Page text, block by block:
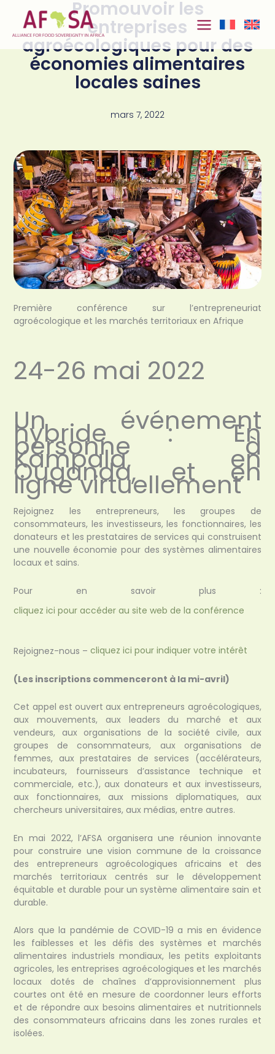
contenu
Promouvoir les
entreprises
agroécologiques pour des
économies alimentaires
locales saines
mars 7, 2022
Première conférence sur l’entrepreneuriat
agroécologique et les marchés territoriaux en Afrique
24-26 mai 2022
Un événement
hybride : En
personne à
Kampala, en
Ouganda, et en
ligne virtuellement
Rejoignez les entrepreneurs, les groupes de
consommateurs, les investisseurs, les fonctionnaires, les
donateurs et les prestataires de services qui construisent
une nouvelle économie pour des systèmes alimentaires
locaux et sains.
Pour en savoir plus :
cliquez ici pour accéder au site web de la conférence
Rejoignez-nous – cliquez ici pour indiquer votre intérêt
(Les inscriptions commenceront à la mi-avril)
Cet appel est ouvert aux entrepreneurs agroécologiques,
aux mouvements, aux leaders du marché et aux
vendeurs, aux organisations de la société civile, aux
groupes de consommateurs, aux organisations de
femmes, aux prestataires de services (accélérateurs,
incubateurs, fournisseurs d’assistance technique et
commerciale, etc.), aux donateurs et aux investisseurs,
aux fonctionnaires, aux missions diplomatiques, aux
chercheurs universitaires, aux médias, entre autres.
En mai 2022, l’AFSA organisera une réunion innovante
pour construire une vision commune de la croissance
des entrepreneurs agroécologiques africains et des
marchés territoriaux centrés sur le développement
équitable et durable pour un système alimentaire sain et
durable.
Alors que la pandémie de COVID-19 a mis en évidence
les faiblesses et les défis des systèmes et marchés
alimentaires industriels mondiaux, les petits exploitants
agricoles, les entreprises agroécologiques et les marchés
locaux dotés de chaînes d’approvisionnement plus
courtes ont été en mesure de coordonner leurs efforts
et de répondre aux besoins alimentaires et nutritionnels
des consommateurs africains dans les zones rurales et
isolées.